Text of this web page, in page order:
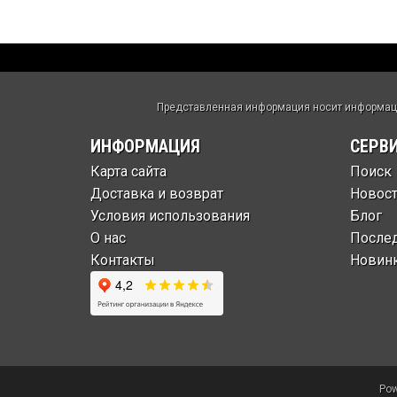
Представленная информация носит
ИНФОРМАЦИЯ
Карта сайта
Доставка и возврат
Условия использования
О нас
Контакты
Поиск
Блог